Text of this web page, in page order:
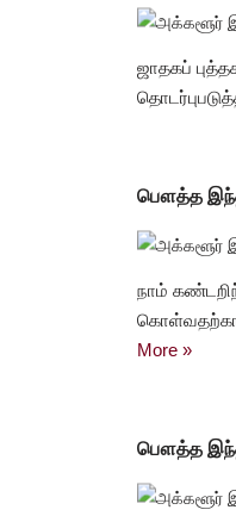
ஜாதகப்
பௌத்த
நாம்
More »
பௌத்த